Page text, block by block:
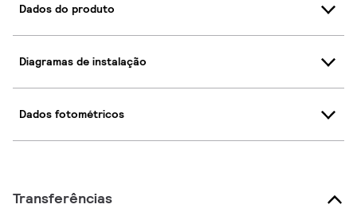
Dados do produto
Diagramas de instalação
Dados fotométricos
Transferências